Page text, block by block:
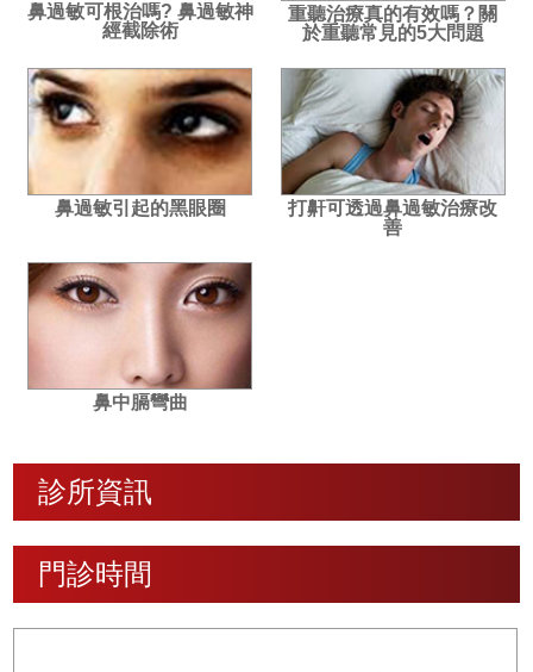
鼻過敏可根治嗎? 鼻過敏神
經截除術
重聽治療真的有效嗎？關
於重聽常見的5大問題
鼻過敏引起的黑眼圈
打鼾可透過鼻過敏治療改
善
鼻中膈彎曲
診所資訊
門診時間